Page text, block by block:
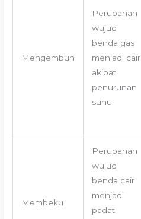
Mengembun
Perubahan
wujud
benda gas
menjadi cair
akibat
penurunan
suhu.
Membeku
Perubahan
wujud
benda cair
menjadi
padat